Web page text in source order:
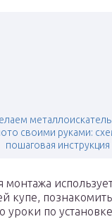
металлоискатель
своими руками:
пошаговая инструкция
монтажа
купе,
уроки по